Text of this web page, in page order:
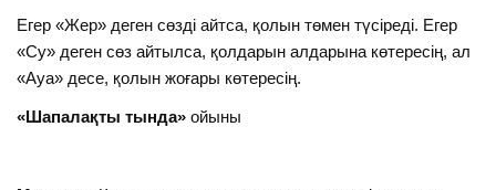
Егер «Жер» деген сөзді айтса, қолын төмен түсіреді. Егер
«Су» деген сөз айтылса, қолдарын алдарына көтересің, ал
«Ауа» десе, қолын жоғары көтересің.
«Шапалақты тында» ойыны